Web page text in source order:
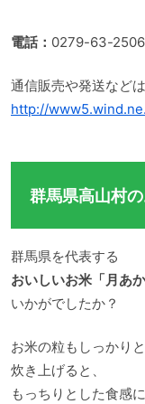
電話： 0279-63-2506
通信販売や発送など
http://
群馬県高山村
群馬県を代表する
おいしいお米「月あか
いかがでしたか？
お米の粒もしっかりと
炊き上げると、
もっちりとした食感